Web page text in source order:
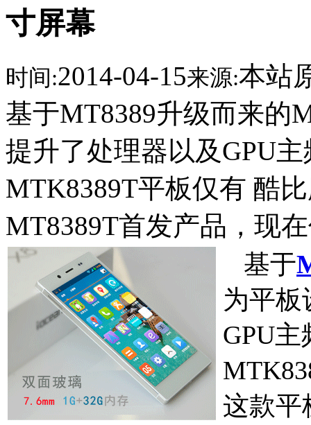
寸屏幕
时间:2014-04-15来源:本站
基于MT8389升级而来的
提升了处理器以及GPU
MTK8389T平板仅有 酷
MT8389T首发产品，现
基于
为平板
GPU
这款平